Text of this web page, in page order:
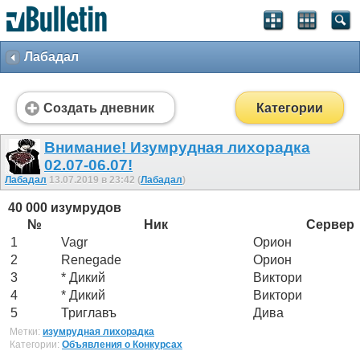
Лабадал
Создать дневник Категории
Внимание! Изумрудная лихорадка
02.07-06.07!
Лабадал 13.07.2019 в 23:42 (Лабадал)
40 000 изумрудов
№
Ник
Сервер
1
Vagr
Орион
2
Renegade
Орион
3
* Дикий
Виктори
4
* Дикий
Виктори
5
Триглавъ Дива
Метки: изумрудная лихорадка
Категории: Объявления о Конкурсах